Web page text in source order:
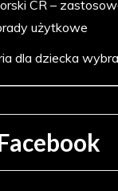
CR –
użytkowe
dla dziecka